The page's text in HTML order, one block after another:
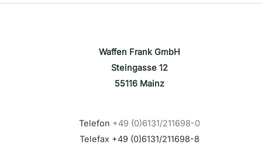
Waffen Frank GmbH
Steingasse 12
55116 Mainz
Telefon +49 (0)6131/211698-0
Telefax +49 (0)6131/211698-8